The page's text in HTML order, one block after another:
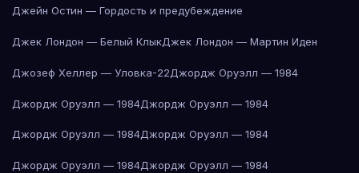
Джейн Остин — Гордость и предубеждение
Джек Лондон — Белый КлыкДжек Лондон — Мартин Иден
Джозеф Хеллер — Уловка-22Джордж Оруэлл — 1984
Джордж Оруэлл — 1984Джордж Оруэлл — 1984
Джордж Оруэлл — 1984Джордж Оруэлл — 1984
Джордж Оруэлл — 1984Джордж Оруэлл — 1984